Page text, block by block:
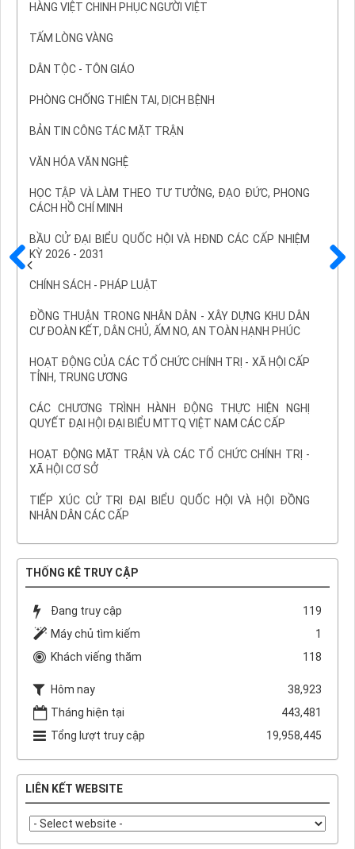
HÀNG VIỆT CHINH PHỤC NGƯỜI VIỆT
TẤM LÒNG VÀNG
DÂN TỘC - TÔN GIÁO
PHÒNG CHỐNG THIÊN TAI, DỊCH BỆNH
BẢN TIN CÔNG TÁC MẶT TRẬN
VĂN HÓA VĂN NGHỆ
HỌC TẬP VÀ LÀM THEO TƯ TƯỞNG, ĐẠO ĐỨC, PHONG
CÁCH HỒ CHÍ MINH
BẦU CỬ ĐẠI BIỂU QUỐC HỘI VÀ HĐND CÁC CẤP NHIỆM
KỲ 2026 - 2031
CHÍNH SÁCH - PHÁP LUẬT
ĐỒNG THUẬN TRONG NHÂN DÂN - XÂY DỰNG KHU DÂN
CƯ ĐOÀN KẾT, DÂN CHỦ, ẤM NO, AN TOÀN HẠNH PHÚC
HOẠT ĐỘNG CỦA CÁC TỔ CHỨC CHÍNH TRỊ - XÃ HỘI CẤP
TỈNH, TRUNG ƯƠNG
CÁC CHƯƠNG TRÌNH HÀNH ĐỘNG THỰC HIỆN NGHỊ
QUYẾT ĐẠI HỘI ĐẠI BIỂU MTTQ VIỆT NAM CÁC CẤP
HOẠT ĐỘNG MẶT TRẬN VÀ CÁC TỔ CHỨC CHÍNH TRỊ -
XÃ HỘI CƠ SỞ
TIẾP XÚC CỬ TRI ĐẠI BIỂU QUỐC HỘI VÀ HỘI ĐỒNG
NHÂN DÂN CÁC CẤP
THỐNG KÊ TRUY CẬP
Đang truy cập
119
Máy chủ tìm kiếm
1
Khách viếng thăm
118
Hôm nay
38,923
Tháng hiện tại
443,481
Tổng lượt truy cập
19,958,445
LIÊN KẾT WEBSITE
Trước